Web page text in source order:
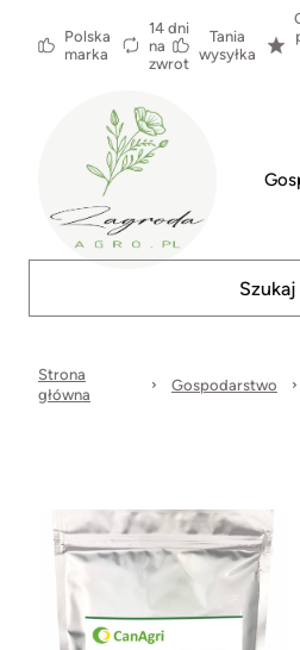
Polska
marka
14 dni
na
zwrot
Tania
wysyłka
Strona
główna
Gospodarstwo